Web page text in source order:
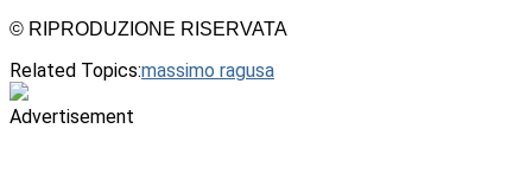
© RIPRODUZIONE RISERVATA
Related Topics:massimo ragusa
Advertisement